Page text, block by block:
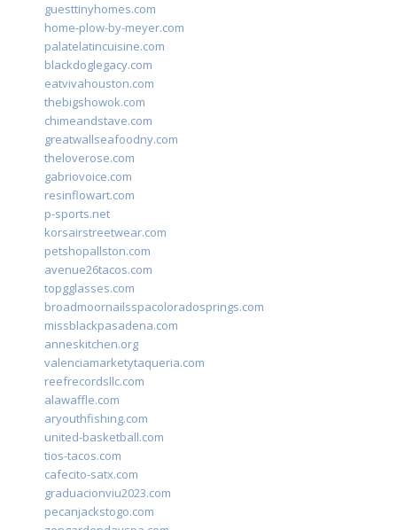
guesttinyhomes.com
home-plow-by-meyer.com
palatelatincuisine.com
blackdoglegacy.com
eatvivahouston.com
thebigshowok.com
chimeandstave.com
greatwallseafoodny.com
theloverose.com
gabriovoice.com
resinflowart.com
p-sports.net
korsairstreetwear.com
petshopallston.com
avenue26tacos.com
topgglasses.com
broadmoornailsspacoloradosprings.com
missblackpasadena.com
anneskitchen.org
valenciamarketytaqueria.com
reefrecordsllc.com
alawaffle.com
aryouthfishing.com
united-basketball.com
tios-tacos.com
cafecito-satx.com
graduacionviu2023.com
pecanjackstogo.com